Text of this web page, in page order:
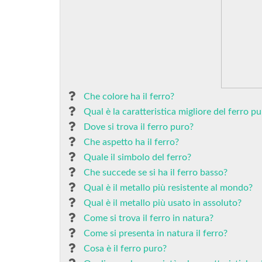
Che colore ha il ferro?
Qual è la caratteristica migliore del ferro
Dove si trova il ferro puro?
Che aspetto ha il ferro?
Quale il simbolo del ferro?
Che succede se si ha il ferro basso?
Qual è il metallo più resistente al mondo?
Qual è il metallo più usato in assoluto?
Come si trova il ferro in natura?
Come si presenta in natura il ferro?
Cosa è il ferro puro?